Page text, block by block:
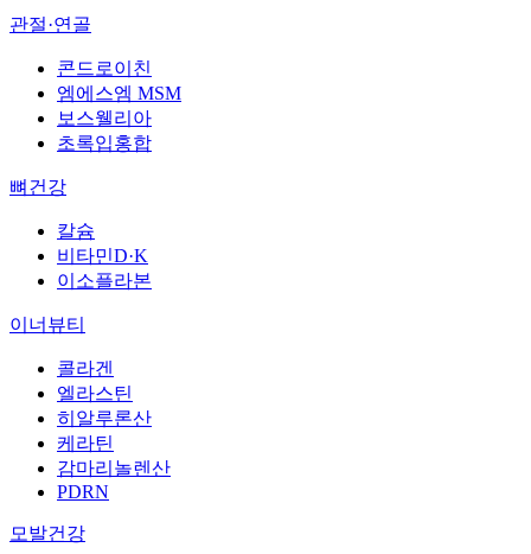
관절·연골
콘드로이친
엠에스엠 MSM
보스웰리아
초록입홍합
뼈건강
칼슘
비타민D·K
이소플라본
이너뷰티
콜라겐
엘라스틴
히알루론산
케라틴
감마리놀렌산
PDRN
모발건강